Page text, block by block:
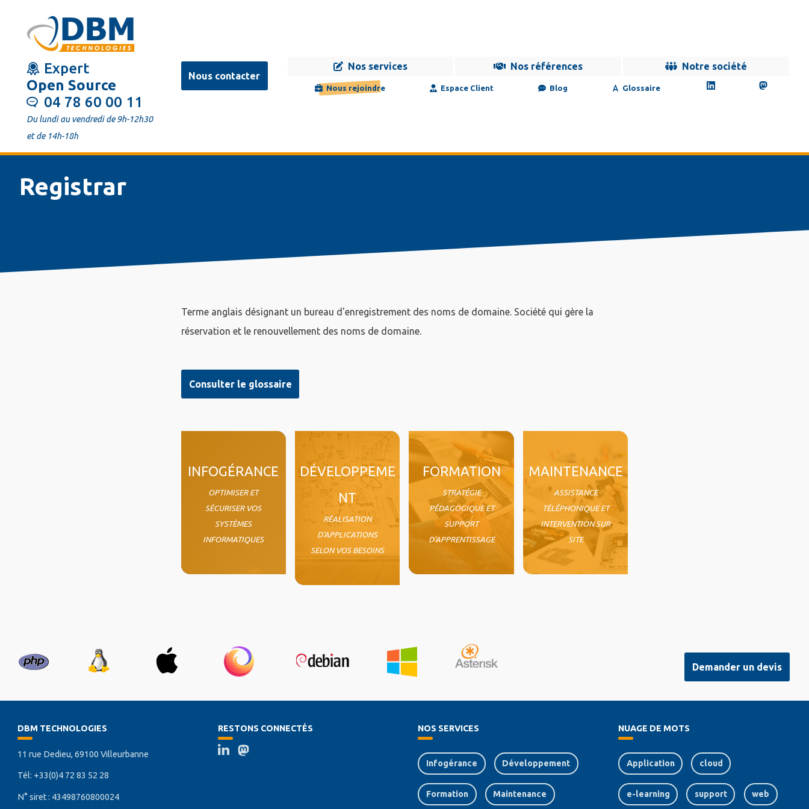
principal
Expert
Open Source
04 78 60 00 11
Du lundi au vendredi de 9h-12h30
et de 14h-18h
Nous contacter
Navigation
Nos services
Nos références Notre société
Nous rejoindre Espace Client Blog Glossaire
Registrar
Terme anglais désignant un bureau d'enregistrement des noms de domaine. Société qui gère la
réservation et le renouvellement des noms de domaine.
Consulter le glossaire
INFOGÉRANCE
OPTIMISER ET
SÉCURISER VOS
SYSTÈMES
INFORMATIQUES
DÉVELOPPEME
NT
RÉALISATION
D'APPLICATIONS
SELON VOS BESOINS
FORMATION
STRATÉGIE
PÉDAGOGIQUE ET
SUPPORT
D'APPRENTISSAGE
MAINTENANCE
ASSISTANCE
TÉLÉPHONIQUE ET
INTERVENTION SUR
SITE
Demander un devis
DBM TECHNOLOGIES
11 rue Dedieu, 69100 Villeurbanne
Tél: +33(0)4 72 83 52 28
N° siret : 43498760800024
RESTONS CONNECTÉS NOS SERVICES
Infogérance Développement
Formation Maintenance
NUAGE DE MOTS
Application cloud
e-learning support web